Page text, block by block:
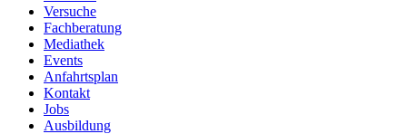
Versuche
Fachberatung
Mediathek
Events
Anfahrtsplan
Kontakt
Jobs
Ausbildung